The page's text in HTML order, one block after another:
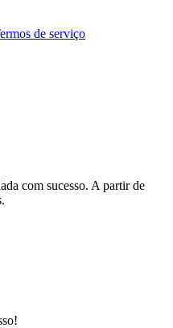
de serviço
com sucesso. A partir de